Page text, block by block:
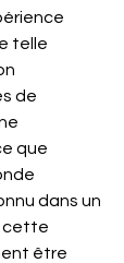
telle
de
que
dans un
cette
être